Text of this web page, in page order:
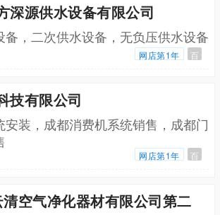
深源供水设备有限公司
备，二次供水设备，无负压供水设备
网店第1年 百
技有限公司
安装，成都消费机系统销售，成都门
网店第1年 百
空气净化器材有限公司第二